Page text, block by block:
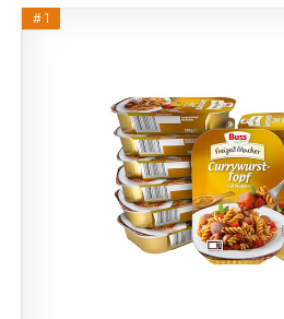
# 1